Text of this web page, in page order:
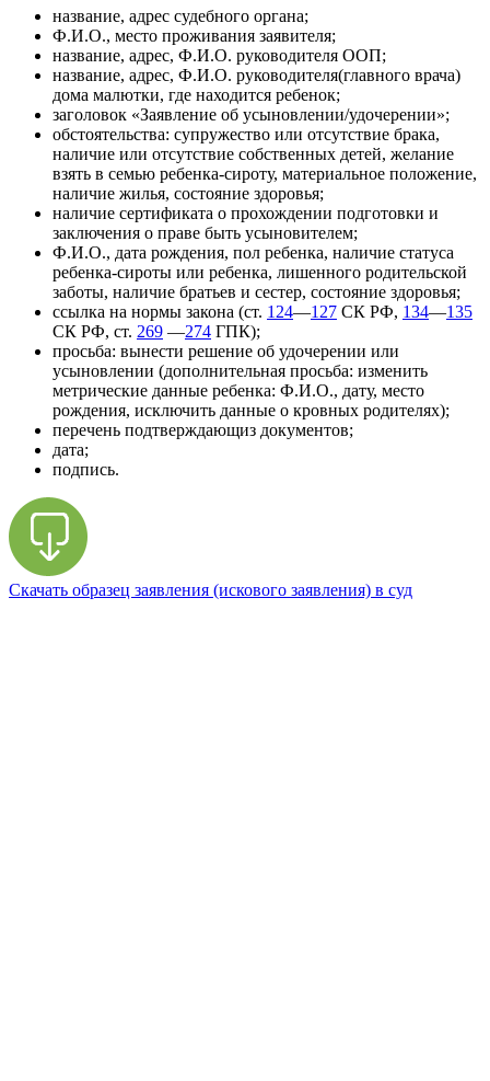
название, адрес судебного органа;
Ф.И.О., место проживания заявителя;
название, адрес, Ф.И.О. руководителя ООП;
название, адрес, Ф.И.О. руководителя(главного врача)
дома малютки, где находится ребенок;
заголовок «Заявление об усыновлении/удочерении»;
обстоятельства: супружество или отсутствие брака,
наличие или отсутствие собственных детей, желание
взять в семью ребенка-сироту, материальное положение,
наличие жилья, состояние здоровья;
наличие сертификата о прохождении подготовки и
заключения о праве быть усыновителем;
Ф.И.О., дата рождения, пол ребенка, наличие статуса
ребенка-сироты или ребенка, лишенного родительской
заботы, наличие братьев и сестер, состояние здоровья;
ссылка на нормы закона (ст. 124—127 СК РФ, 134—135
СК РФ, ст. 269 —274 ГПК);
просьба: вынести решение об удочерении или
усыновлении (дополнительная просьба: изменить
метрические данные ребенка: Ф.И.О., дату, место
рождения, исключить данные о кровных родителях);
перечень подтверждающиз документов;
дата;
подпись.
Скачать образец заявления (искового заявления) в суд